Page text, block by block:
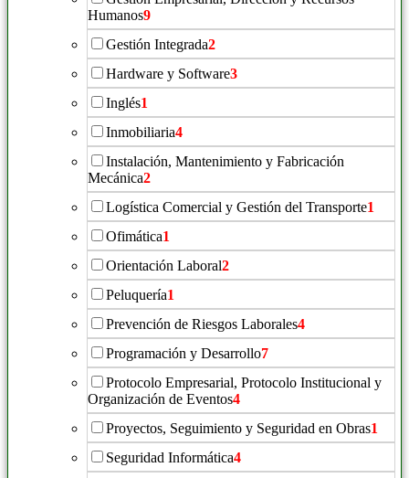
Humanos9
Gestión Integrada2
Hardware y Software3
Inglés1
Inmobiliaria4
Instalación, Mantenimiento y Fabricación
Mecánica2
Logística Comercial y Gestión del Transporte1
Ofimática1
Orientación Laboral2
Peluquería1
Prevención de Riesgos Laborales4
Programación y Desarrollo7
Protocolo Empresarial, Protocolo Institucional y
Organización de Eventos4
Proyectos, Seguimiento y Seguridad en Obras1
Seguridad Informática4